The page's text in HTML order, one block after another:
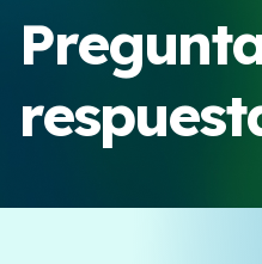
Violencia de pareja
Recursos y campañas
Preguntas y